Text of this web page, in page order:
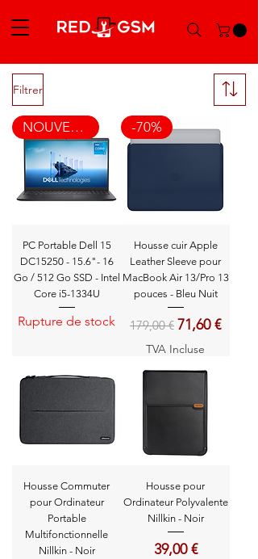
Filtrer
NOUVEAU
PC Portable Dell 15
DC15250 - 15.6"- 16
Go / 512 Go SSD - Intel
Core i5-1334U
Rupture de stock
-70%
Housse cuir Apple
Leather Sleeve pour
MacBook Air 13/Pro 13
pouces - Bleu Nuit
Prix original
179,00 € Prix
71,60 €
TVA Incluse
Housse Commuter
pour Ordinateur
Portable
Multifonctionnelle
Nillkin - Noir
Housse pour
Ordinateur Polyvalente
Nillkin - Noir
Prix
39,00 €